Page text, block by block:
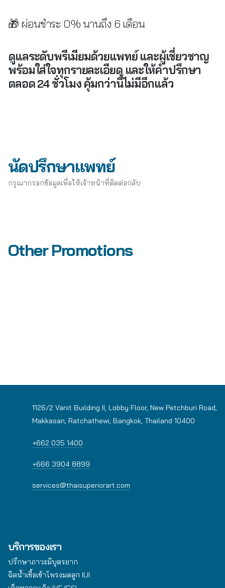
🎁 ผ่อนชำระ 0% นานถึง 6 เดือน
ดูแลระดับพรีเมียมด้วยแพทย์ และผู้เชี่ยวชาญ
พร้อมใส่ใจทุกรายละเอียด และให้คำปรึกษา
ตลอด 24 ชั่วโมง คุ้มกว่านี้ไม่มีอีกแล้ว
นัดปรึกษาแพทย์
กรุณากรอกข้อมูลเพื่อให้เจ้าหน้าที่ติดต่อกลับ
Other Promotions
ICSI Lite Package
โครโมโซม NGS เพิ่ม 1-2 ตัวอ่อน
อ่านเพิ่มเติม
1126/2 Vanit Building II, Lobby Floor, New Petchburi Road,
Makkasan, Ratchathewi, Bangkok, Thailand 10400
+662 035 1400
+666 3904 8899
services@thaisuperiorart.com
บริการของเรา
ปรึกษาภาวะมีบุตรยาก
ฉีดน้ำเชื้อเข้าโพรงมดลูก IUI